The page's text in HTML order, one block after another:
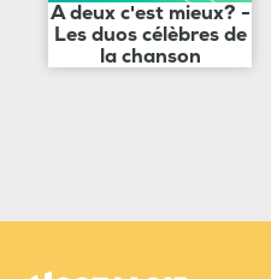
A deux c'est mieux? -
Les duos célèbres de
la chanson